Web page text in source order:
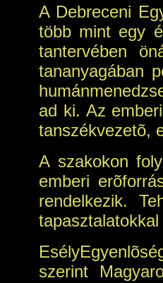
A Debreceni
több mint egy
tantervében
tananyagában
ad ki. Az
tanszékvezetõ,
A szakokon
emberi
rendelkezik.
szerint